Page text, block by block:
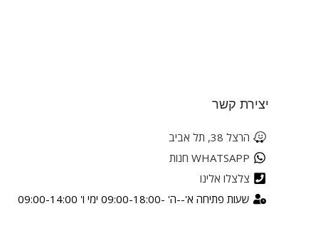
יצירת קשר
הרצל 38, תל אביב
WHATSAPP חנות
צלצלו אלינו
שעות פתיחה א'--ה' -09:00-18:00 ימי ו' 09:00-14:00